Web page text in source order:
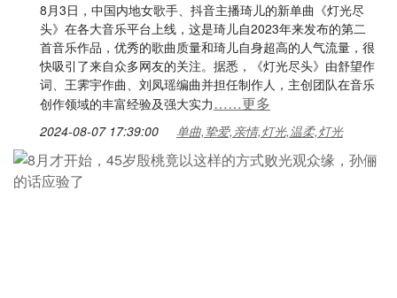
8月3日，中国内地女歌手、抖音主播琦儿的新单曲《灯光尽
头》在各大音乐平台上线，这是琦儿自2023年来发布的第二
首音乐作品，优秀的歌曲质量和琦儿自身超高的人气流量，很
快吸引了来自众多网友的关注。据悉，《灯光尽头》由舒望作
词、王霁宇作曲、刘凤瑶编曲并担任制作人，主创团队在音乐
创作领域的丰富经验及强大实力……更多
2024-08-07 17:39:00 单曲,挚爱,亲情,灯光,温柔,灯光